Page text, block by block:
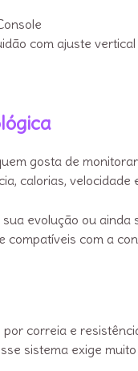
com ajuste vertical
gosta de
calorias,
evolução ou
compatíveis com a
correia e
sistema exige